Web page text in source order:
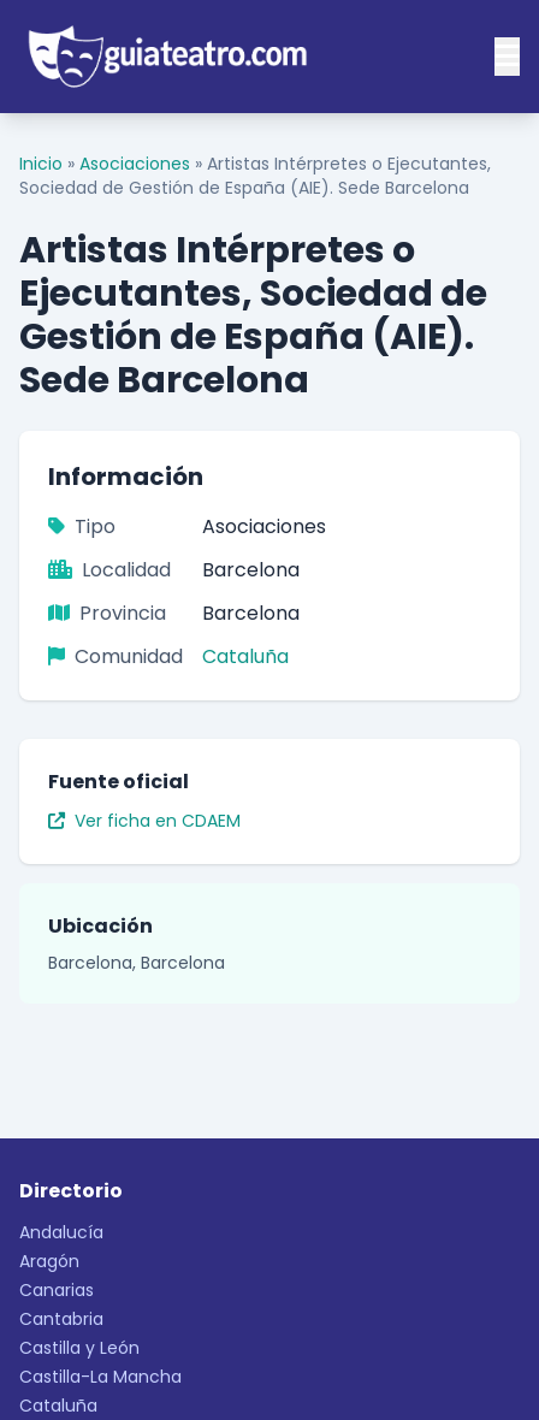
Inicio » Asociaciones » Artistas Intérpretes o Ejecutantes,
Sociedad de Gestión de España (AIE). Sede Barcelona
Artistas Intérpretes o
Ejecutantes, Sociedad de
Gestión de España (AIE).
Sede Barcelona
Información
Tipo
Asociaciones
Localidad
Barcelona
Provincia
Barcelona
Comunidad
Cataluña
Fuente oficial
Ver ficha en CDAEM
Ubicación
Barcelona, Barcelona
Directorio
Andalucía
Aragón
Canarias
Cantabria
Castilla y León
Castilla-La Mancha
Cataluña